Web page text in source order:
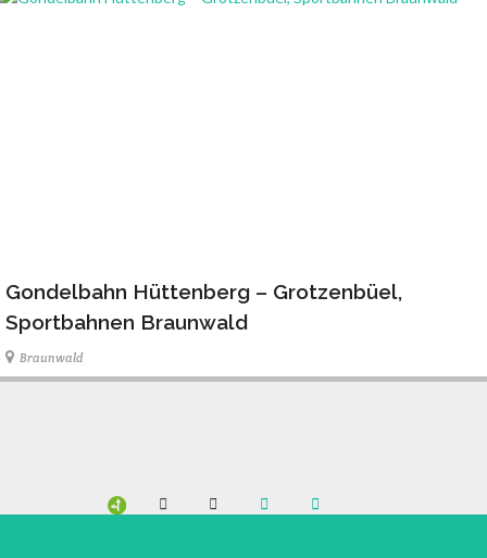
Gondelbahn Hüttenberg – Grotzenbüel,
Sportbahnen Braunwald
Braunwald